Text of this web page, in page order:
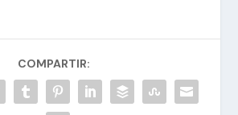
COMPARTIR: